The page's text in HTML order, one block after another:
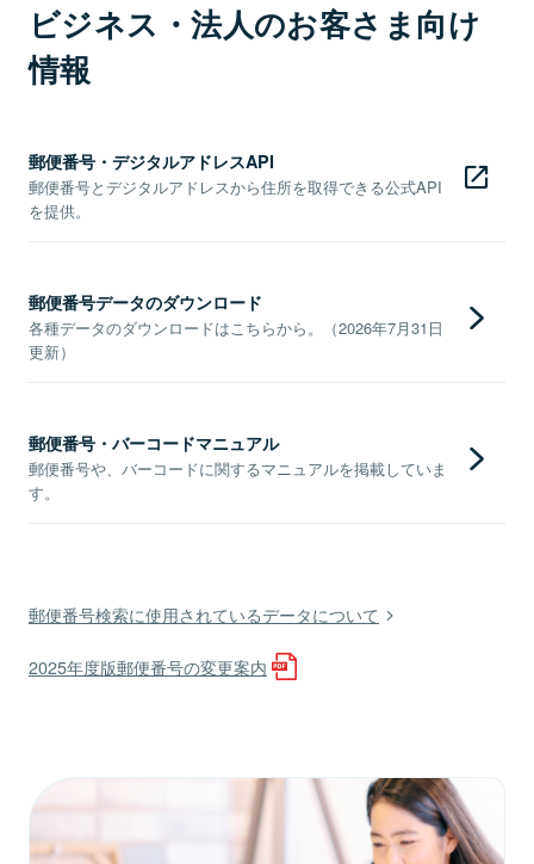
ビジネス・法人のお客さま向け
情報
郵便番号・デジタルアドレスAPI
郵便番号とデジタルアドレスから住所を取得できる公式API
を提供。
郵便番号データのダウンロード
各種データのダウンロードはこちらから。（2026年7月31日
更新）
郵便番号・バーコードマニュアル
郵便番号や、バーコードに関するマニュアルを掲載していま
す。
郵便番号検索に使用されているデータについて
2025年度版郵便番号の変更案内